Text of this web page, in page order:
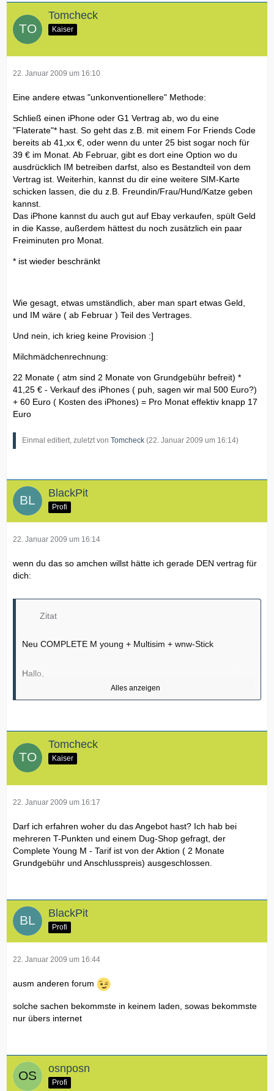
Tomcheck
Kaiser
22. Januar 2009 um 16:10
Eine andere etwas "unkonventionellere" Methode:
Schließ einen iPhone oder G1 Vertrag ab, wo du eine
"Flaterate"* hast. So geht das z.B. mit einem For Friends Code
bereits ab 41,xx €, oder wenn du unter 25 bist sogar noch für
39 € im Monat. Ab Februar, gibt es dort eine Option wo du
ausdrücklich IM betreiben darfst, also es Bestandteil von dem
Vertrag ist. Weiterhin, kannst du dir eine weitere SIM-Karte
schicken lassen, die du z.B. Freundin/Frau/Hund/Katze geben
kannst.
Das iPhone kannst du auch gut auf Ebay verkaufen, spült Geld
in die Kasse, außerdem hättest du noch zusätzlich ein paar
Freiminuten pro Monat.
* ist wieder beschränkt
Wie gesagt, etwas umständlich, aber man spart etwas Geld,
und IM wäre ( ab Februar ) Teil des Vertrages.
Und nein, ich krieg keine Provision :]
Milchmädchenrechnung:
22 Monate ( atm sind 2 Monate von Grundgebühr befreit) *
41,25 € - Verkauf des iPhones ( puh, sagen wir mal 500 Euro?)
+ 60 Euro ( Kosten des iPhones) = Pro Monat effektiv knapp 17
Euro
Einmal editiert, zuletzt von Tomcheck (22. Januar 2009 um 16:14)
BlackPit
Profi
22. Januar 2009 um 16:14
wenn du das so amchen willst hätte ich gerade DEN vertrag für
dich:
Zitat
Neu COMPLETE M young + Multisim + wnw-Stick
Hallo,
so, jetzt bin ich online....
anbei mein Angebot zu Deiner Fragestellung:
- 1 x Neuvertrag COMPLETE M young (monatlich 39,95€
anstatt 49,95€)
- keine Anschlussgebühr (Ersparnis: 25,00€)
- 2 Monate Grundpreisbefreiung (Ersparnis: 79,90€)
- 1 x T-Mobile Web'n'walk USB-Stick kostenlos (Ersparnis:
129,99€)
- 1 x APPLE iPhone 3G 16 GB = Preis 150,00€ Zuzahlung
oder wahlweise
---> das bedeutet, dass Du sowohl mit dem iPhone als auch
mit dem wnw-Stick in Verbindung mit der Multisim am
Rechner kostenlos über die Complete M-Internetflat online
ANGEBOT gültig bis Freitag, 23.1.2009, 12 Uhr!!
Alles anzeigen
Tomcheck
Kaiser
22. Januar 2009 um 16:17
Darf ich erfahren woher du das Angebot hast? Ich hab bei
mehreren T-Punkten und einem Dug-Shop gefragt, der
Complete Young M - Tarif ist von der Aktion ( 2 Monate
Grundgebühr und Anschlusspreis) ausgeschlossen.
BlackPit
Profi
22. Januar 2009 um 16:44
ausm anderen forum
solche sachen bekommste in keinem laden, sowas bekommste
nur übers internet
osnposn
Profi